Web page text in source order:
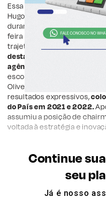
Essa foi uma das
Hugo Rodrigues, sócio da
durante seu painel no Find
feira (29), no Teatro da
trajetória consolidada no
destacou ao liderar a
agência do 12º ao 2º lugar
escolhido pelo grupo
Olivetto no comando da
resultados expressivos,
do País em 2021 e 2022.
assumiu a posição de
voltada à estratégia e
Continue
seu
Já é nosso